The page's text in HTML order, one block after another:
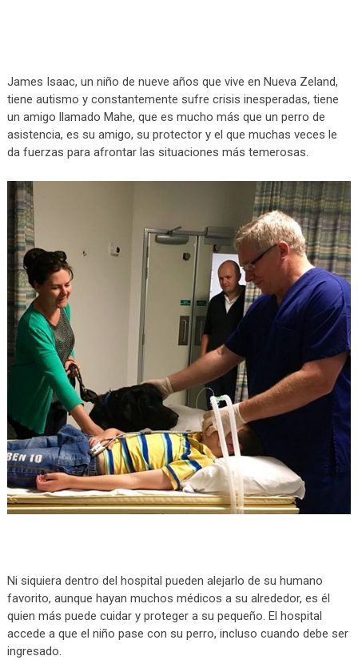
James Isaac, un niño de nueve años que vive en Nueva Zeland,
tiene autismo y constantemente sufre crisis inesperadas, tiene
un amigo llamado Mahe, que es mucho más que un perro de
asistencia, es su amigo, su protector y el que muchas veces le
da fuerzas para afrontar las situaciones más temerosas.
Ni siquiera dentro del hospital pueden alejarlo de su humano
favorito, aunque hayan muchos médicos a su alrededor, es él
quien más puede cuidar y proteger a su pequeño. El hospital
accede a que el niño pase con su perro, incluso cuando debe ser
ingresado.